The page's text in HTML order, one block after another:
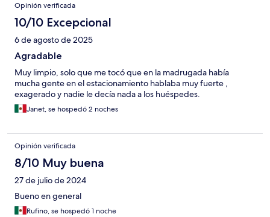
Opinión verificada
10/10 Excepcional
6 de agosto de 2025
Agradable
Muy limpio, solo que me tocó que en la madrugada había
mucha gente en el estacionamiento hablaba muy fuerte ,
exagerado y nadie le decía nada a los huéspedes.
Janet, se hospedó 2 noches
Opinión verificada
8/10 Muy buena
27 de julio de 2024
Bueno en general
Rufino, se hospedó 1 noche